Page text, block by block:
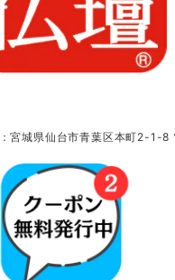
宮城県仙台市青葉区本町2-1-